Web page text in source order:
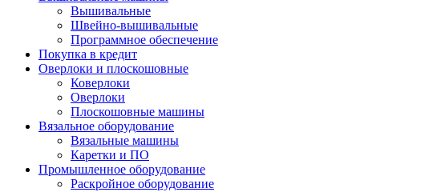
Вышивальные
Швейно-вышивальные
Программное обеспечение
Покупка в кредит
Оверлоки и плоскошовные
Коверлоки
Оверлоки
Плоскошовные машины
Вязальное оборудование
Вязальные машины
Каретки и ПО
Промышленное оборудование
Раскройное оборудование